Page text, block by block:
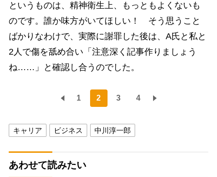
というものは、精神衛生上、もっともよくないも
のです。誰か味方がいてほしい！ そう思うこと
ばかりなわけで、実際に謝罪した後は、A氏と私と
2人で傷を舐め合い「注意深く記事作りましょう
ね……」と確認し合うのでした。
1 2 3 4
キャリア ビジネス 中川淳一郎
あわせて読みたい